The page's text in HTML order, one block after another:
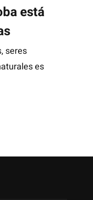
está
seres
es